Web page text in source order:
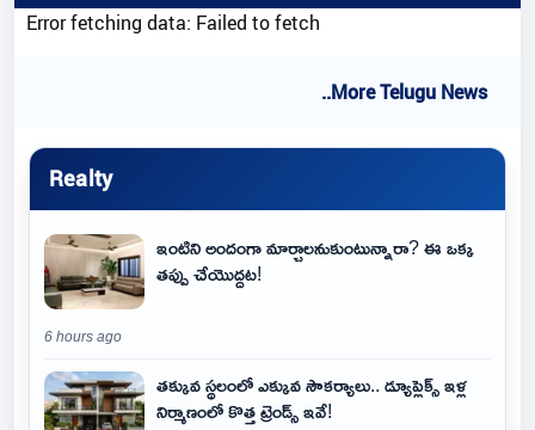
Error fetching data: Failed to fetch
..More Telugu News
Realty
ఇంటిని అందంగా మార్చాలనుకుంటున్నారా? ఈ ఒక్క
తప్పు చేయొద్దట!
6 hours ago
తక్కువ స్థలంలో ఎక్కువ సౌకర్యాలు.. డ్యూప్లెక్స్ ఇళ్ల
నిర్మాణంలో కొత్త ట్రెండ్స్ ఇవే!